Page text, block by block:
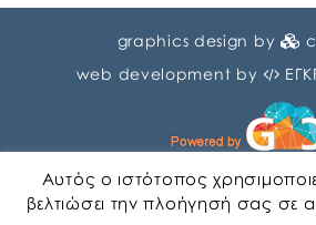
graphics design by
web development by
Αυτός ο ιστότοπος
βελτιώσει την πλοήγησή σας σε